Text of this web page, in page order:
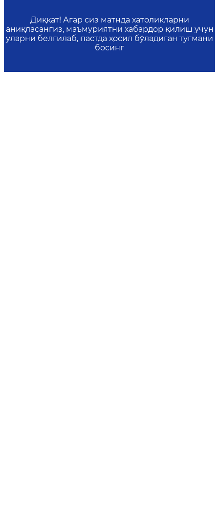
Диққат! Агар сиз матнда хатоликларни
аниқласангиз, маъмуриятни хабардор қилиш учун
уларни белгилаб, пастда ҳосил бўладиган тугмани
босинг